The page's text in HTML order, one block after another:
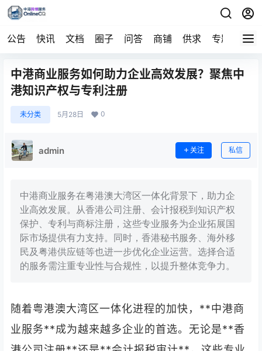
公告 快讯 文档 圈子 问答 商铺 供求 专题 导航
中港商业服务如何助力企业高效发展？聚焦中
港知识产权与专利注册
未分类 5月28日 0
admin 关注 私信
中港商业服务在粤港澳大湾区一体化背景下，助力企
业高效发展。从香港公司注册、会计报税到知识产权
保护、专利与商标注册，这些专业服务为企业拓展国
际市场提供有力支持。同时，香港秘书服务、海外移
民及粤港供应链等也进一步优化企业运营。选择合适
的服务需注重专业性与合规性，以提升整体竞争力。
随着粤港澳大湾区一体化进程的加快，**中港商
业服务**成为越来越多企业的首选。无论是**香